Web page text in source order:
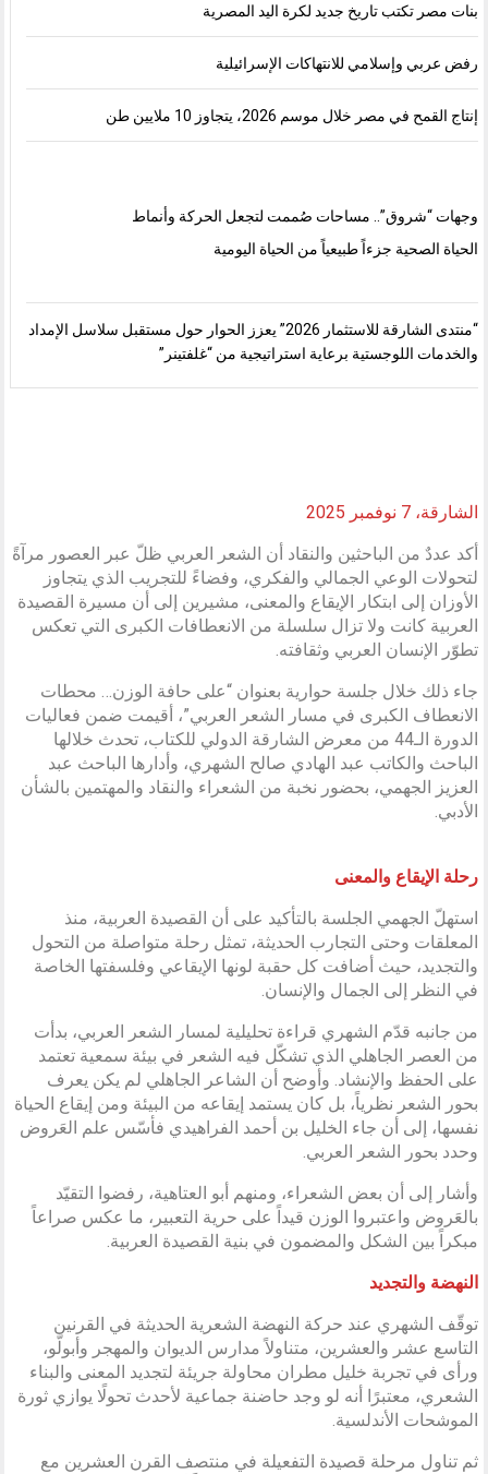
بنات مصر تكتب تاريخ جديد لكرة اليد المصرية
رفض عربي وإسلامي للانتهاكات الإسرائيلية
إنتاج القمح في مصر خلال موسم 2026، يتجاوز 10 ملايين طن
وجهات “شروق”.. مساحات صُممت لتجعل الحركة وأنماط
الحياة الصحية جزءاً طبيعياً من الحياة اليومية
“منتدى الشارقة للاستثمار 2026” يعزز الحوار حول مستقبل سلاسل الإمداد
والخدمات اللوجستية برعاية استراتيجية من “غلفتينر”
الشارقة، 7 نوفمبر 2025
أكد عددٌ من الباحثين والنقاد أن الشعر العربي ظلّ عبر العصور مرآةً
لتحولات الوعي الجمالي والفكري، وفضاءً للتجريب الذي يتجاوز
الأوزان إلى ابتكار الإيقاع والمعنى، مشيرين إلى أن مسيرة القصيدة
العربية كانت ولا تزال سلسلة من الانعطافات الكبرى التي تعكس
تطوّر الإنسان العربي وثقافته.
جاء ذلك خلال جلسة حوارية بعنوان “على حافة الوزن… محطات
الانعطاف الكبرى في مسار الشعر العربي”، أقيمت ضمن فعاليات
الدورة الـ44 من معرض الشارقة الدولي للكتاب، تحدث خلالها
الباحث والكاتب عبد الهادي صالح الشهري، وأدارها الباحث عبد
العزيز الجهمي، بحضور نخبة من الشعراء والنقاد والمهتمين بالشأن
الأدبي.
رحلة الإيقاع والمعنى
استهلّ الجهمي الجلسة بالتأكيد على أن القصيدة العربية، منذ
المعلقات وحتى التجارب الحديثة، تمثل رحلة متواصلة من التحول
والتجديد، حيث أضافت كل حقبة لونها الإيقاعي وفلسفتها الخاصة
في النظر إلى الجمال والإنسان.
من جانبه قدّم الشهري قراءة تحليلية لمسار الشعر العربي، بدأت
من العصر الجاهلي الذي تشكّل فيه الشعر في بيئة سمعية تعتمد
على الحفظ والإنشاد. وأوضح أن الشاعر الجاهلي لم يكن يعرف
بحور الشعر نظرياً، بل كان يستمد إيقاعه من البيئة ومن إيقاع الحياة
نفسها، إلى أن جاء الخليل بن أحمد الفراهيدي فأسّس علم العَروض
وحدد بحور الشعر العربي.
وأشار إلى أن بعض الشعراء، ومنهم أبو العتاهية، رفضوا التقيّد
بالعَروض واعتبروا الوزن قيداً على حرية التعبير، ما عكس صراعاً
مبكراً بين الشكل والمضمون في بنية القصيدة العربية.
النهضة والتجديد
توقّف الشهري عند حركة النهضة الشعرية الحديثة في القرنين
التاسع عشر والعشرين، متناولاً مدارس الديوان والمهجر وأبولّو،
ورأى في تجربة خليل مطران محاولة جريئة لتجديد المعنى والبناء
الشعري، معتبرًا أنه لو وجد حاضنة جماعية لأحدث تحولًا يوازي ثورة
الموشحات الأندلسية.
ثم تناول مرحلة قصيدة التفعيلة في منتصف القرن العشرين مع